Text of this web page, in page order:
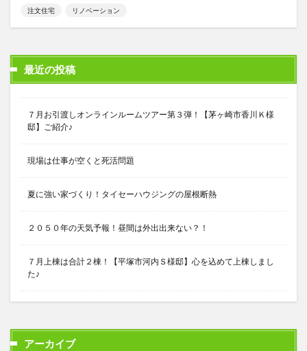
注文住宅 リノベーション
最近の投稿
７月お引渡しオンラインルームツアー第３弾！【茅ヶ崎市香川Ｋ様
邸】ご紹介♪
現場は仕事が空くと死活問題
夏に強い家づくり！タイセーハウジングの屋根断熱
２０５０年の天気予報！昼間は外出出来ない？！
７月上棟は合計２棟！【平塚市河内Ｓ様邸】心を込めて上棟しまし
た♪
アーカイブ